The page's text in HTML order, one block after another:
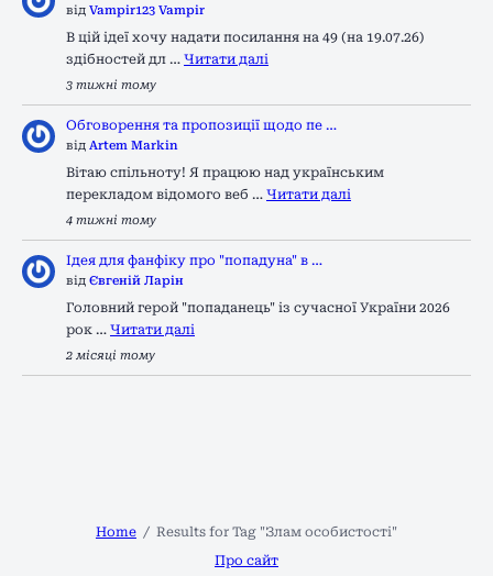
від Vampir123 Vampir
В цій ідеї хочу надати посилання на 49 (на 19.07.26)
здібностей дл … Читати далі
3 тижні тому
Обговорення та пропозиції щодо пе …
від Artem Markin
Вітаю спільноту! Я працюю над українським
перекладом відомого веб … Читати далі
4 тижні тому
Ідея для фанфіку про "попадуна" в …
від Євгеній Ларін
Головний герой "попаданець" із сучасної України 2026
рок … Читати далі
2 місяці тому
Home
Results for Tag "Злам особистості"
Про сайт